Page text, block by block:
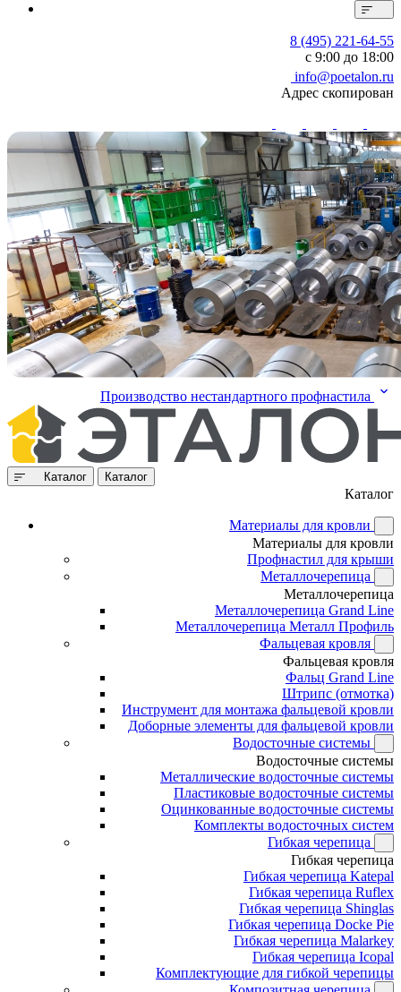
8 (495) 221-64-55
с 9:00 до 18:00
info@poetalon.ru
Адрес скопирован
Производство нестандартного профнастила
Каталог Каталог
Каталог
Материалы для кровли
Материалы для кровли
Профнастил для крыши
Металлочерепица
Металлочерепица
Металлочерепица Grand Line
Металлочерепица Металл Профиль
Фальцевая кровля
Фальцевая кровля
Фальц Grand Line
Штрипс (отмотка)
Инструмент для монтажа фальцевой кровли
Доборные элементы для фальцевой кровли
Водосточные системы
Водосточные системы
Металлические водосточные системы
Пластиковые водосточные системы
Оцинкованные водосточные системы
Комплекты водосточных систем
Гибкая черепица
Гибкая черепица
Гибкая черепица Katepal
Гибкая черепица Ruflex
Гибкая черепица Shinglas
Гибкая черепица Docke Pie
Гибкая черепица Malarkey
Гибкая черепица Icopal
Комплектующие для гибкой черепицы